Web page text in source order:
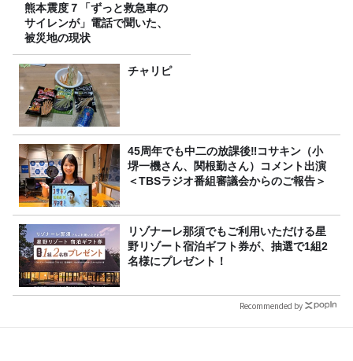
熊本震度７「ずっと救急車の
サイレンが」電話で聞いた、
被災地の現状
チャリピ
45周年でも中二の放課後‼コサキン（小
堺一機さん、関根勤さん）コメント出演
＜TBSラジオ番組審議会からのご報告＞
リゾナーレ那須でもご利用いただける星
野リゾート宿泊ギフト券が、抽選で1組2
名様にプレゼント！
Recommended by